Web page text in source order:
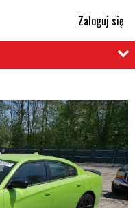
Zaloguj się